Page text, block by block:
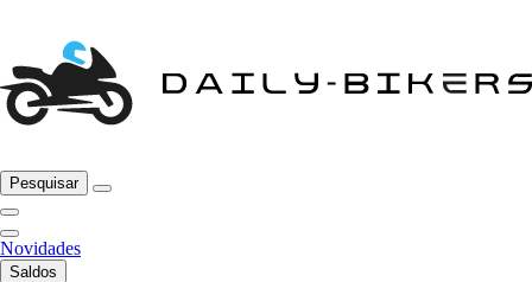
Pesquisar
Novidades
Saldos